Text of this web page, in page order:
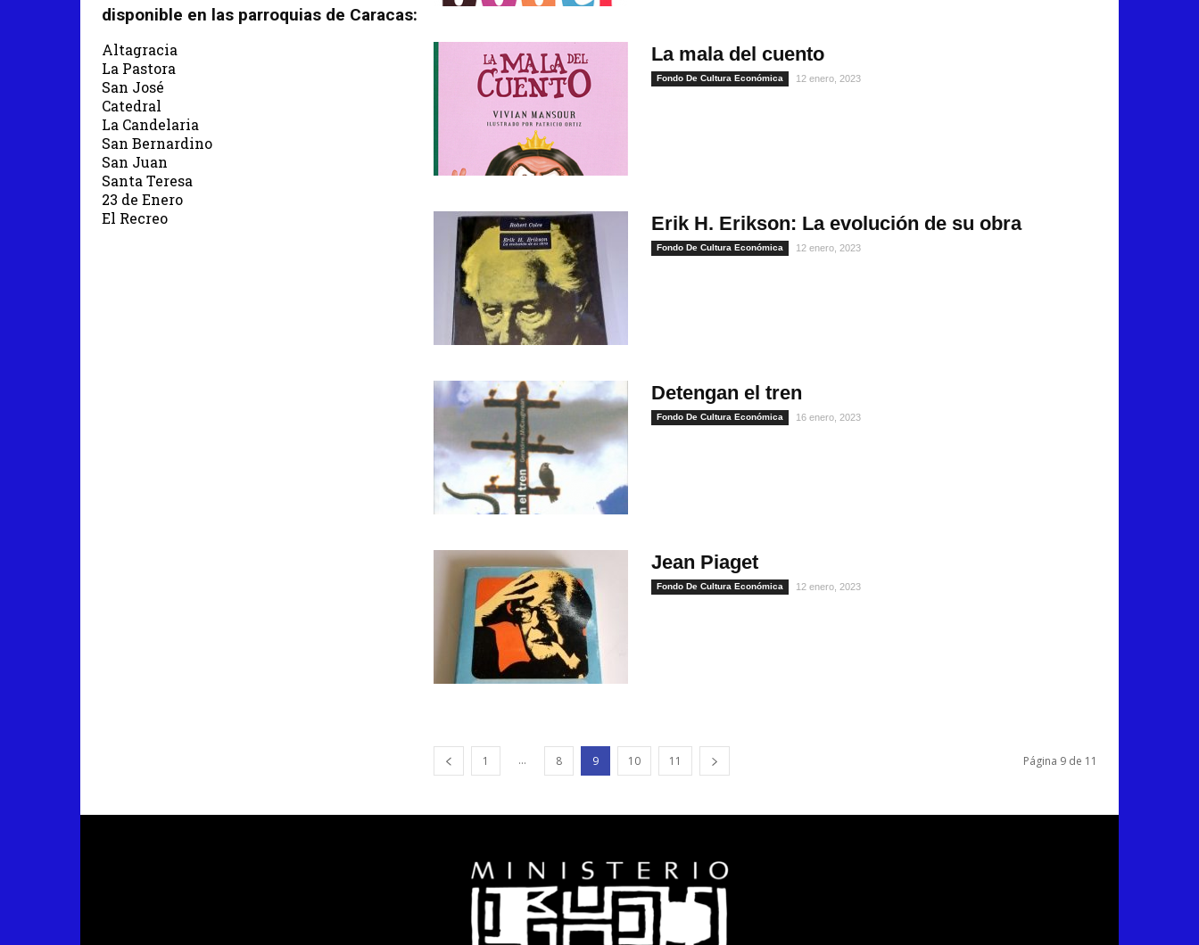
La mala del cuento
Fondo De Cultura Económica 12 enero, 2023
Erik H. Erikson: La evolución de su obra
Fondo De Cultura Económica 12 enero, 2023
Detengan el tren
Fondo De Cultura Económica 16 enero, 2023
Jean Piaget
Fondo De Cultura Económica 12 enero, 2023
1 ... 8 9 10 11 Página 9 de 11
disponible en las parroquias de Caracas:
Altagracia
La Pastora
San José
Catedral
La Candelaria
San Bernardino
San Juan
Santa Teresa
23 de Enero
El Recreo